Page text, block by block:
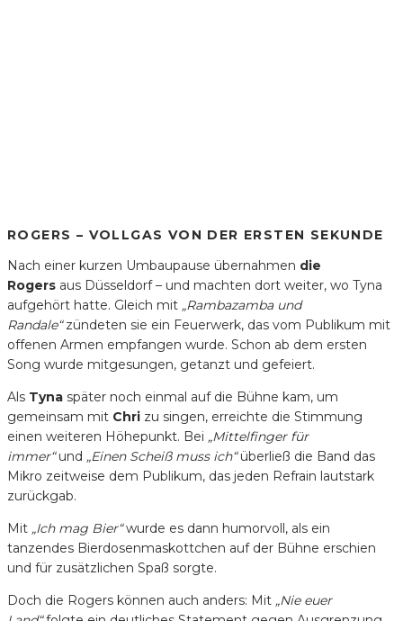
ROGERS – VOLLGAS VON DER ERSTEN SEKUNDE
Nach einer kurzen Umbaupause übernahmen die
Rogers aus Düsseldorf – und machten dort weiter, wo Tyna
aufgehört hatte. Gleich mit „Rambazamba und
Randale“zündeten sie ein Feuerwerk, das vom Publikum mit
offenen Armen empfangen wurde. Schon ab dem ersten
Song wurde mitgesungen, getanzt und gefeiert.
Als Tyna später noch einmal auf die Bühne kam, um
gemeinsam mit Chri zu singen, erreichte die Stimmung
einen weiteren Höhepunkt. Bei „Mittelfinger für
immer“und „Einen Scheiß muss ich“überließ die Band das
Mikro zeitweise dem Publikum, das jeden Refrain lautstark
zurückgab.
Mit „Ich mag Bier“wurde es dann humorvoll, als ein
tanzendes Bierdosenmaskottchen auf der Bühne erschien
und für zusätzlichen Spaß sorgte.
Doch die Rogers können auch anders: Mit „Nie euer